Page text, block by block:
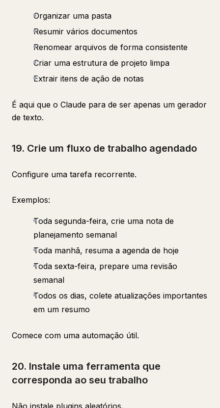
Organizar uma pasta
Resumir vários documentos
Renomear arquivos de forma consistente
Criar uma estrutura de projeto limpa
Extrair itens de ação de notas
É aqui que o Claude para de ser apenas um gerador
de texto.
19. Crie um fluxo de trabalho agendado
Configure uma tarefa recorrente.
Exemplos:
Toda segunda-feira, crie uma nota de
planejamento semanal
Toda manhã, resuma a agenda de hoje
Toda sexta-feira, prepare uma revisão
semanal
Todos os dias, colete atualizações importantes
em um resumo
Comece com uma automação útil.
20. Instale uma ferramenta que
corresponda ao seu trabalho
Não instale plugins aleatórios.